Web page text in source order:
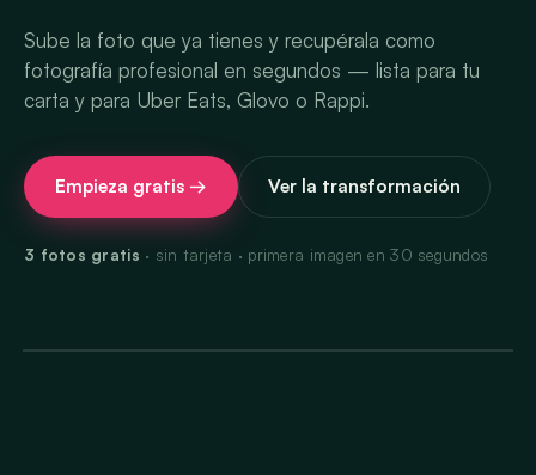
Sube la foto que ya tienes y recupérala como
fotografía profesional en segundos — lista para tu
carta y para Uber Eats, Glovo o Rappi.
Empieza gratis → Ver la transformación
3 fotos gratis · sin tarjeta · primera imagen en 30 segundos